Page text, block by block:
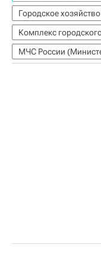
Городское
Комплекс